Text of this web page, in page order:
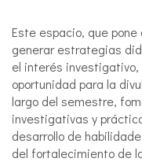
Este espacio, que
generar estrategias
el interés investigativo,
oportunidad para la
largo del semestre,
investigativas y
desarrollo de
del fortalecimiento de